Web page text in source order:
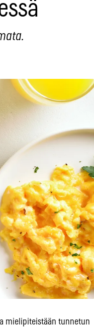
mielipiteistään tunnetun